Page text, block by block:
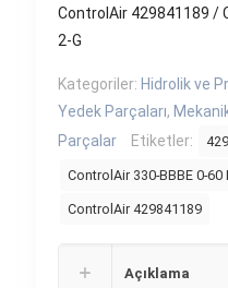
ControlAir 429841189 /
2-G
Kategoriler: Hidrolik ve
Yedek Parçaları,
Parçalar
Etiketler:
ControlAir 330-BBBE 0-60
ControlAir 429841189
Açıklama